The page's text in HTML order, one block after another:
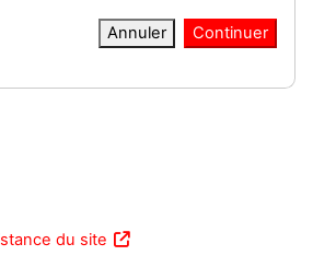
Annuler Continuer
du site